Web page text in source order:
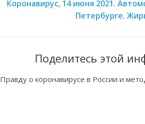
Коронавирус, 14 июня 2021.
Петербурге.
Поделитесь этой
Правду о коронавирусе в России и